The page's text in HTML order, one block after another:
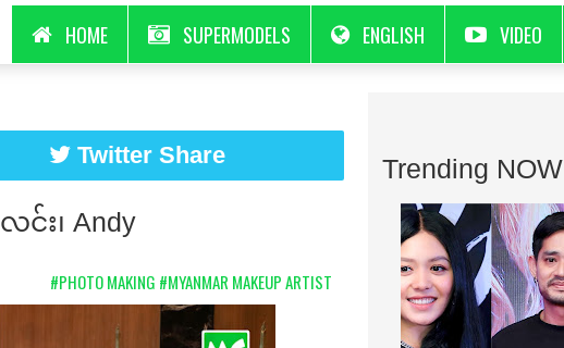
HOME SUPERMODELS ENGLISH VIDEO
Twitter Share
း၊ Andy
#MYANMAR MAKEUP ARTIST
#PHOTO MAKING
Trending NOW